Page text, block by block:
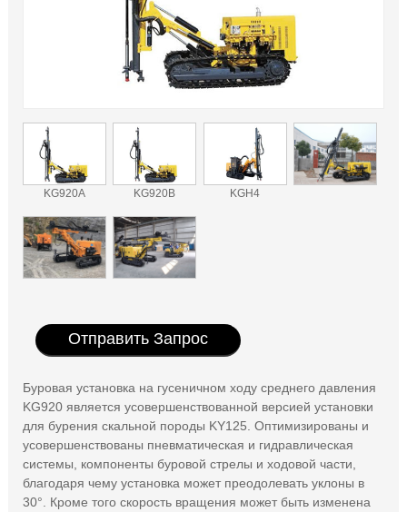
KG920A KG920B KGH4
Отправить Запрос
Буровая установка на гусеничном ходу среднего давления
KG920 является усовершенствованной версией установки
для бурения скальной породы KY125. Оптимизированы и
усовершенствованы пневматическая и гидравлическая
системы, компоненты буровой стрелы и ходовой части,
благодаря чему установка может преодолевать уклоны в
30°. Кроме того скорость вращения может быть изменена